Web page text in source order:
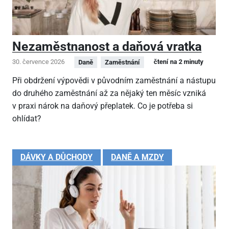
Nezaměstnanost a daňová vratka
30. července 2026 Daně Zaměstnání čtení na 2 minuty
Při obdržení výpovědi v původním zaměstnání a nástupu
do druhého zaměstnání až za nějaký ten měsíc vzniká
v praxi nárok na daňový přeplatek. Co je potřeba si
ohlídat?
DÁVKY A DŮCHODY DANĚ A MZDY